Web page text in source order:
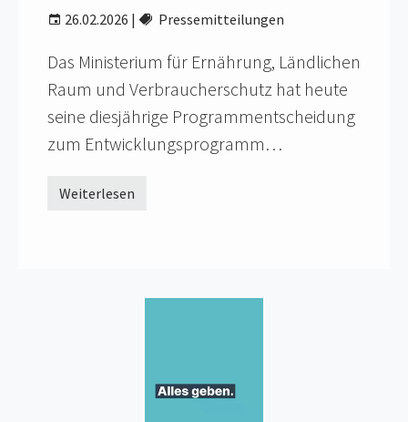
26.02.2026 | Pressemitteilungen
Das Ministerium für Ernährung, Ländlichen
Raum und Verbraucherschutz hat heute
seine diesjährige Programmentscheidung
zum Entwicklungsprogramm…
Weiterlesen